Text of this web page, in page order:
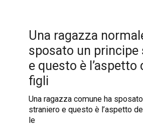
Una ragazza
sposato un principe
e questo è l’aspetto
figli
Una ragazza comune ha
straniero e questo è l’aspetto
le